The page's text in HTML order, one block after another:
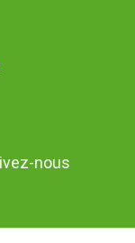
nous